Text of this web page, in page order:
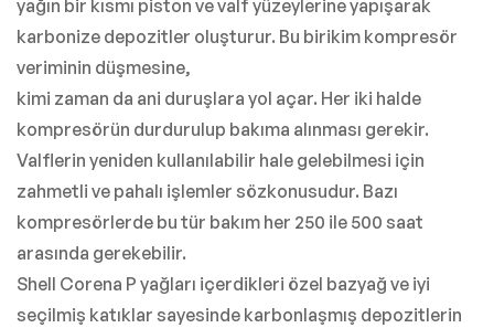
yağın bir kısmı piston ve valf yüzeylerine yapışarak
karbonize depozitler oluşturur. Bu birikim kompresör
veriminin düşmesine,
kimi zaman da ani duruşlara yol açar. Her iki halde
kompresörün durdurulup bakıma alınması gerekir.
Valflerin yeniden kullanılabilir hale gelebilmesi için
zahmetli ve pahalı işlemler sözkonusudur. Bazı
kompresörlerde bu tür bakım her 250 ile 500 saat
arasında gerekebilir.
Shell Corena P yağları içerdikleri özel bazyağ ve iyi
seçilmiş katıklar sayesinde karbonlaşmış depozitlerin